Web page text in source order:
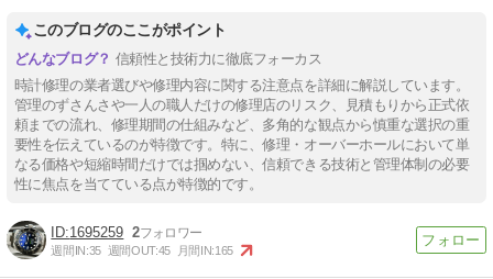
このブログのここがポイント
信頼性と技術力に徹底フォーカス
時計修理の業者選びや修理内容に関する注意点を詳細に解説しています。
管理のずさんさや一人の職人だけの修理店のリスク、見積もりから正式依
頼までの流れ、修理期間の仕組みなど、多角的な観点から慎重な選択の重
要性を伝えているのが特徴です。特に、修理・オーバーホールにおいて単
なる価格や短縮時間だけでは掴めない、信頼できる技術と管理体制の必要
性に焦点を当てている点が特徴的です。
1695259 2
週間IN:35 週間OUT:45 月間IN:165